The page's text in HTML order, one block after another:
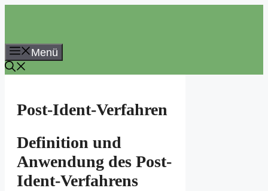
Menü
Post-Ident-Verfahren
Definition und
Anwendung des Post-
Ident-Verfahrens